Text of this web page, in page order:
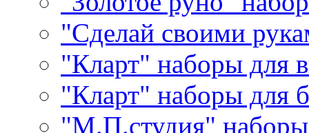
"Сделай своими
"Кларт" наборы для
"Кларт" наборы для
"М.П.студия"